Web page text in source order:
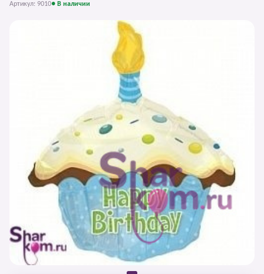
Артикул: 9010● В наличии